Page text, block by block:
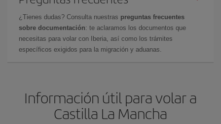
¿Tienes dudas? Consulta nuestras preguntas frecuentes
sobre documentación: te aclaramos los documentos que
necesitas para volar con Iberia, así como los trámites
específicos exigidos para la migración y aduanas.
Información útil para volar a
Castilla La Mancha